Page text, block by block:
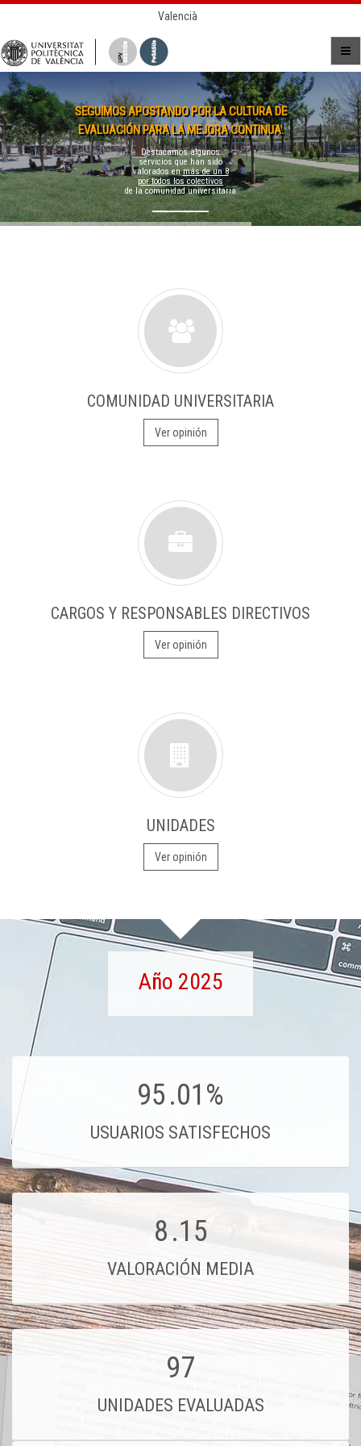
Valencià
SEGUIMOS APOSTANDO POR LA CULTURA DE
EVALUACIÓN PARA LA MEJORA CONTINUA.
Destacamos algunos
servicios que han sido
valorados enmás de un 8
por todos los colectivos
de la comunidad universitaria
COMUNIDAD UNIVERSITARIA
Ver opinión
CARGOS Y RESPONSABLES DIRECTIVOS
Ver opinión
UNIDADES
Ver opinión
Año 2025
95.01%
USUARIOS SATISFECHOS
8.15
VALORACIÓN MEDIA
97
UNIDADES EVALUADAS